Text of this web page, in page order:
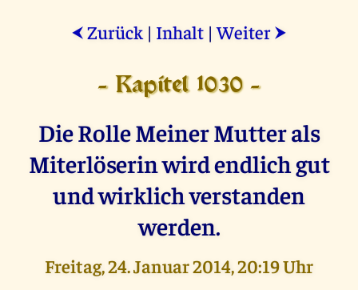
⮜ Zurück | Inhalt |Weiter ⮞
- Kapitel 1030 -
Die Rolle Meiner Mutter als
Miterlöserin wird endlich gut
und wirklich verstanden
werden.
Freitag, 24. Januar 2014, 20:19 Uhr